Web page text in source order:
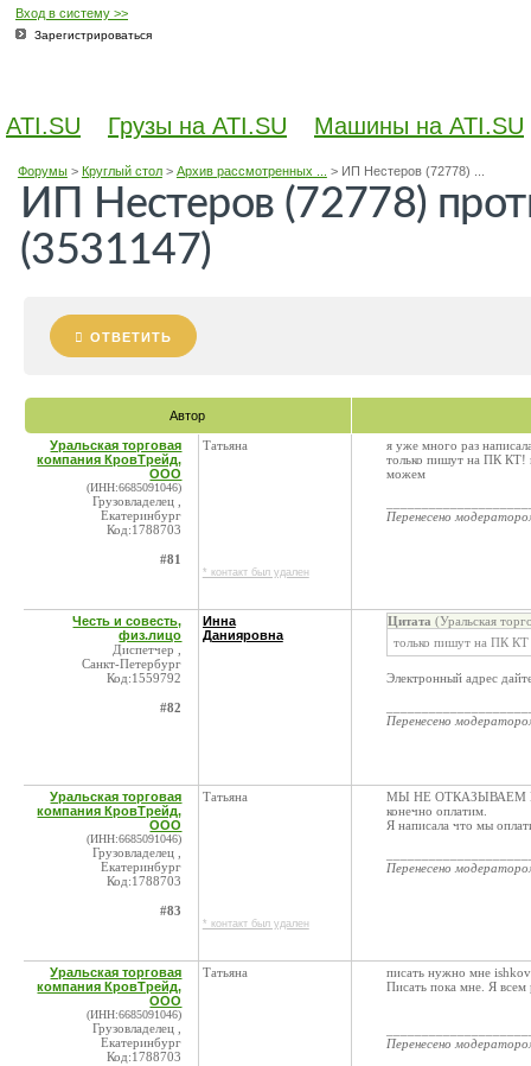
Вход в систему >>
Зарегистрироваться
ATI.SU Грузы на ATI.SU Машины на ATI.SU
Форумы> Круглый стол> Архив рассмотренных ... > ИП Нестеров (72778) ...
ИП Нестеров (72778)
(3531147)
ОТВЕТИТЬ
Автор
Уральская торговая
компания КровТрейд,
ООО
(ИНН:6685091046)
Грузовладелец ,
Екатеринбург
Код:1788703
#81
Татьяна
* контакт был удален
я уже много раз
только пишут на ПК
можем
Перенесено
Честь и совесть,
физ.лицо
Диспетчер ,
Санкт-Петербург
Код:1559792
#82
Инна
Данияровна
Цитата (Уральская
только пишут на ПК КТ
Электронный адрес
Перенесено
Уральская торговая
компания КровТрейд,
ООО
(ИНН:6685091046)
Грузовладелец ,
Екатеринбург
Код:1788703
#83
Татьяна
* контакт был удален
МЫ НЕ ОТКАЗЫВАЕМ
конечно оплатим.
Я написала что мы
Перенесено
Уральская торговая
компания КровТрейд,
ООО
(ИНН:6685091046)
Грузовладелец ,
Екатеринбург
Код:1788703
Татьяна
писать нужно мне
Писать пока мне. Я всем
Перенесено